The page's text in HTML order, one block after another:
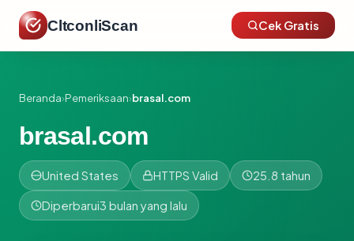
CltconliScan Cek Gratis
Beranda›Pemeriksaan›brasal.com
brasal.com
United States HTTPS Valid 25.8 tahun
Diperbarui3 bulan yang lalu